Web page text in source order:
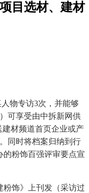
目选材、建材
物专访3次，并能够
可享受由中拆新网供
建材频道首页企业或产
同时将档案归纳到行
的粉饰百强评审要点宣
饰》上刊发（采访过